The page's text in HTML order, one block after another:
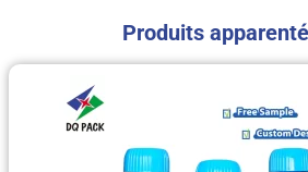
Produits